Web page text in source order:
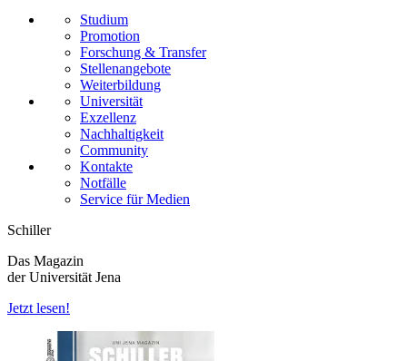
Studium
Promotion
Forschung & Transfer
Stellenangebote
Weiterbildung
Universität
Exzellenz
Nachhaltigkeit
Community
Kontakte
Notfälle
Service für Medien
Schiller
Das Magazin
der Universität Jena
Jetzt lesen!